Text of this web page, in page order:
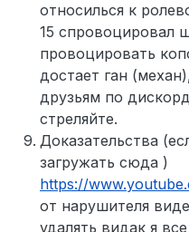
относилься к
15 спровоцировал
провоцировать
достает ган
друзьям по
стреляйте.
Доказательства
загружать сюда )
https://
от нарушителя
удалять видак я